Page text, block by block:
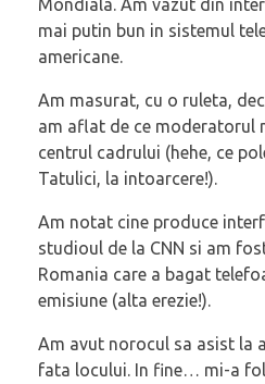
Mondiala. Am vazut din
mai putin bun in sistemul
americane.
Am masurat, cu o ruleta,
am aflat de ce moderatorul
centrul cadrului (hehe, ce
Tatulici, la intoarcere!).
Am notat cine produce
studioul de la CNN si am
Romania care a bagat
emisiune (alta erezie!).
Am avut norocul sa asist la
fata locului. In fine… mi-a